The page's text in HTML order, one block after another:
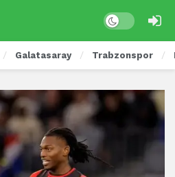
Galatasaray Trabzonspor